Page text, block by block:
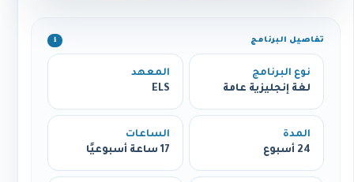
تفاصيل البرنامج ℹ️
نوع البرنامج
لغة إنجليزية عامة
المعهد
ELS
المدة
24 أسبوع
الساعات
17 ساعة أسبوعيًا